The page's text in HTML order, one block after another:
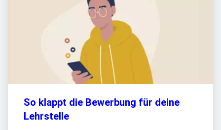
So klappt die Bewerbung für deine
Lehrstelle